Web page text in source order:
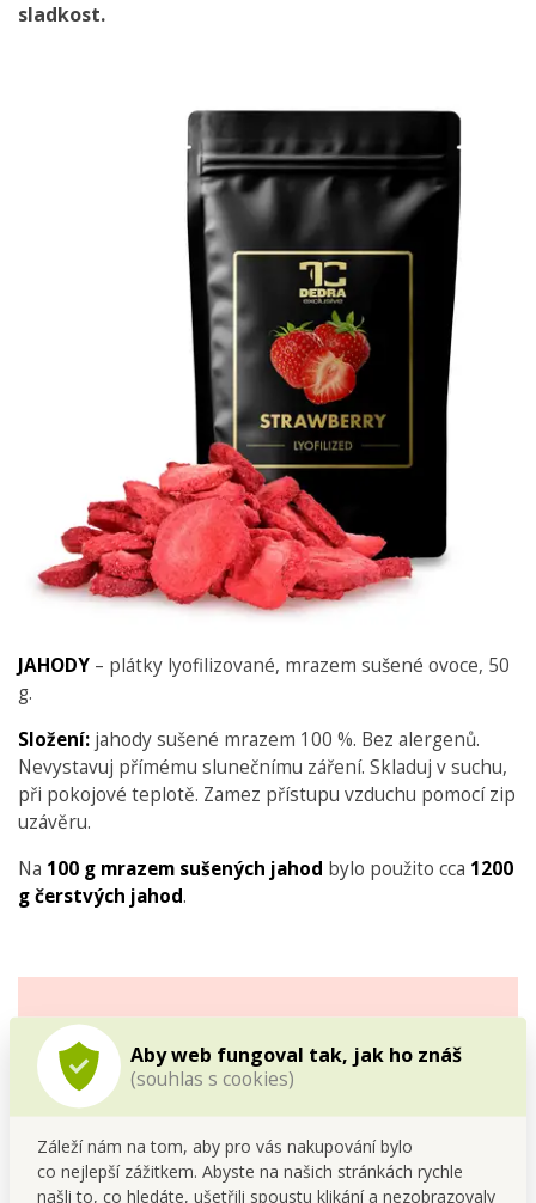
Aby web fungoval tak, jak ho znáš
(souhlas s cookies)
Záleží nám na tom, aby pro vás nakupování bylo
co nejlepší zážitkem. Abyste na našich stránkách rychle
našli to, co hledáte, ušetřili spoustu klikání a nezobrazovaly
sladkost.
JAHODY – plátky lyofilizované, mrazem sušené ovoce, 50
g.
Složení: jahody sušené mrazem 100 %. Bez alergenů.
Nevystavuj přímému slunečnímu záření. Skladuj v suchu,
při pokojové teplotě. Zamez přístupu vzduchu pomocí zip
uzávěru.
Na 100 g mrazem sušených jahod bylo použito cca 1200
g čerstvých jahod.
Lyofilizované jahody– chuť
léta po celý rok